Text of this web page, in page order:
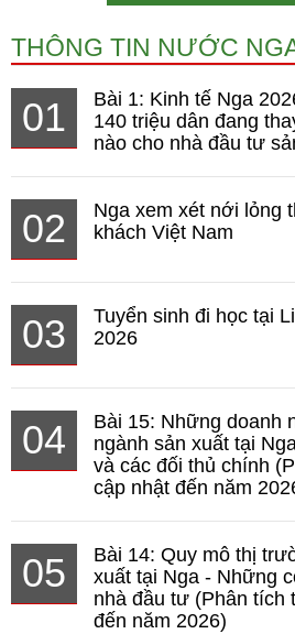
THÔNG TIN NƯỚC
01
Bài 1: Kinh tế Nga
140 triệu dân đang
nào cho nhà đầu tư
02
Nga xem xét nới lỏng
khách Việt Nam
03
Tuyển sinh đi học tại
2026
04
Bài 15: Những doanh
ngành sản xuất tại
và các đối thủ chính
cập nhật đến năm
05
Bài 14: Quy mô thị
xuất tại Nga - Những
nhà đầu tư (Phân tích
đến năm 2026)